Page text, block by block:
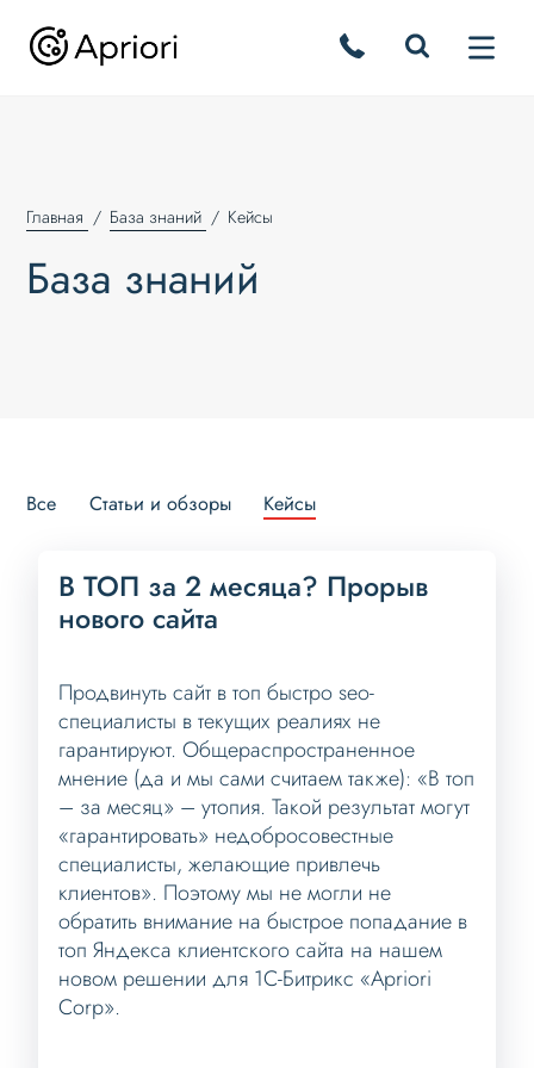
Главная База знаний Кейсы
База знаний
Все Статьи и обзоры Кейсы
В ТОП за 2 месяца? Прорыв
нового сайта
Продвинуть сайт в топ быстро seo-
специалисты в текущих реалиях не
гарантируют. Общераспространенное
мнение (да и мы сами считаем также): «В топ
– за месяц» – утопия. Такой результат могут
«гарантировать» недобросовестные
специалисты, желающие привлечь
клиентов». Поэтому мы не могли не
обратить внимание на быстрое попадание в
топ Яндекса клиентского сайта на нашем
новом решении для 1С-Битрикс «Apriori
Corp».